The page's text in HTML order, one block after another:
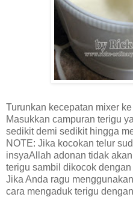
Turunkan kecepatan mixer
Masukkan campuran terigu
sedikit demi sedikit hingga
NOTE: Jika kocokan telur
insyaAllah adonan tidak
terigu sambil dikocok dengan
Jika Anda ragu
cara mengaduk terigu